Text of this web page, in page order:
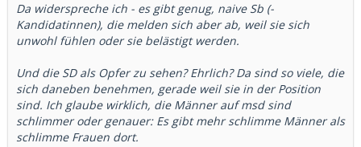
Da widerspreche ich - es gibt genug, naive Sb (-
Kandidatinnen), die melden sich aber ab, weil sie sich
unwohl fühlen oder sie belästigt werden.
Und die SD als Opfer zu sehen? Ehrlich? Da sind so viele, die
sich daneben benehmen, gerade weil sie in der Position
sind. Ich glaube wirklich, die Männer auf msd sind
schlimmer oder genauer: Es gibt mehr schlimme Männer als
schlimme Frauen dort.